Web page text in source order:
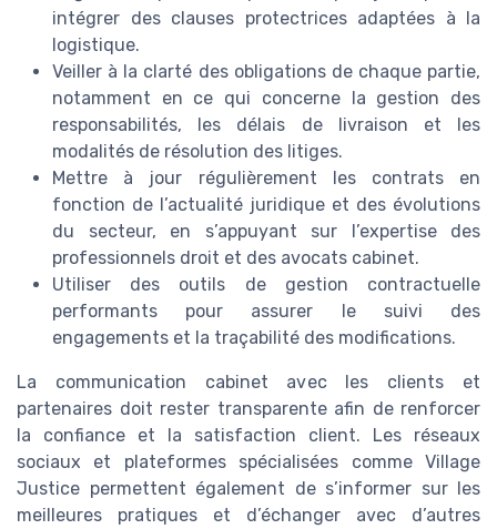
intégrer des clauses protectrices adaptées à la
logistique.
Veiller à la clarté des obligations de chaque partie,
notamment en ce qui concerne la gestion des
responsabilités, les délais de livraison et les
modalités de résolution des litiges.
Mettre à jour régulièrement les contrats en
fonction de l’actualité juridique et des évolutions
du secteur, en s’appuyant sur l’expertise des
professionnels droit et des avocats cabinet.
Utiliser des outils de gestion contractuelle
performants pour assurer le suivi des
engagements et la traçabilité des modifications.
La communication cabinet avec les clients et
partenaires doit rester transparente afin de renforcer
la confiance et la satisfaction client. Les réseaux
sociaux et plateformes spécialisées comme Village
Justice permettent également de s’informer sur les
meilleures pratiques et d’échanger avec d’autres